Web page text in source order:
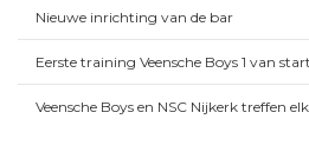
Nieuwe inrichting van de bar
Eerste training Veensche Boys 1 van start
Veensche Boys en NSC Nijkerk treffen